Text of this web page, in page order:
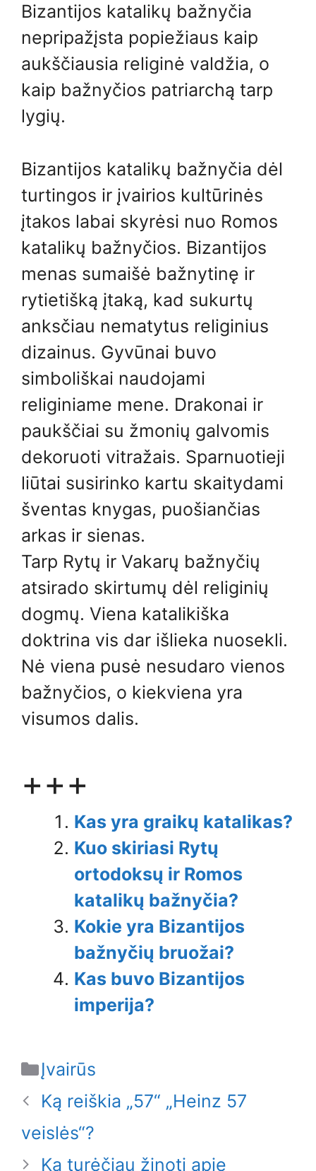
Bizantijos katalikų bažnyčia
nepripažįsta popiežiaus kaip
aukščiausia religinė valdžia, o
kaip bažnyčios patriarchą tarp
lygių.
Bizantijos katalikų bažnyčia dėl
turtingos ir įvairios kultūrinės
įtakos labai skyrėsi nuo Romos
katalikų bažnyčios. Bizantijos
menas sumaišė bažnytinę ir
rytietišką įtaką, kad sukurtų
anksčiau nematytus religinius
dizainus. Gyvūnai buvo
simboliškai naudojami
religiniame mene. Drakonai ir
paukščiai su žmonių galvomis
dekoruoti vitražais. Sparnuotieji
liūtai susirinko kartu skaitydami
šventas knygas, puošiančias
arkas ir sienas.
Tarp Rytų ir Vakarų bažnyčių
atsirado skirtumų dėl religinių
dogmų. Viena katalikiška
doktrina vis dar išlieka nuosekli.
Nė viena pusė nesudaro vienos
bažnyčios, o kiekviena yra
visumos dalis.
+++
Kas yra graikų katalikas?
Kuo skiriasi Rytų
ortodoksų ir Romos
katalikų bažnyčia?
Kokie yra Bizantijos
bažnyčių bruožai?
Kas buvo Bizantijos
imperija?
Categories
Įvairūs
Ką reiškia „57“ „Heinz 57
veislės“?
Ką turėčiau žinoti apie